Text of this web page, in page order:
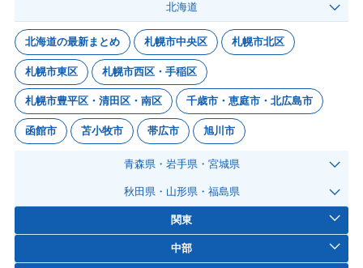
北海道
北海道の最新まとめ 札幌市中央区 札幌市北区
札幌市東区 札幌市西区・手稲区
札幌市豊平区・清田区・南区 千歳市・恵庭市・北広島市
函館市 苫小牧市 帯広市 旭川市
青森県・岩手県・宮城県
秋田県・山形県・福島県
関東
中部